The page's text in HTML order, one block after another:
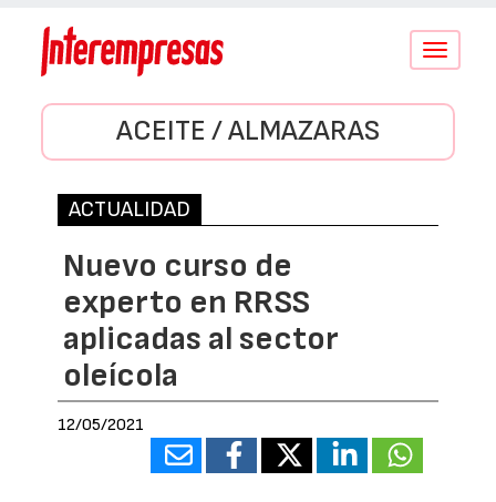
Conmutar
ACEITE / ALMAZARAS
ACTUALIDAD
Nuevo curso de
experto en RRSS
aplicadas al sector
oleícola
12/05/2021